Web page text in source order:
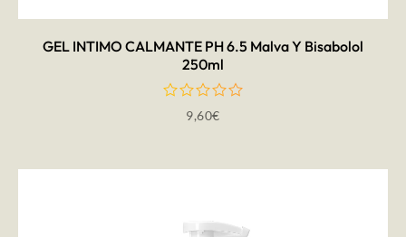
GEL INTIMO CALMANTE PH 6.5 Malva Y Bisabolol
250ml
9,60€